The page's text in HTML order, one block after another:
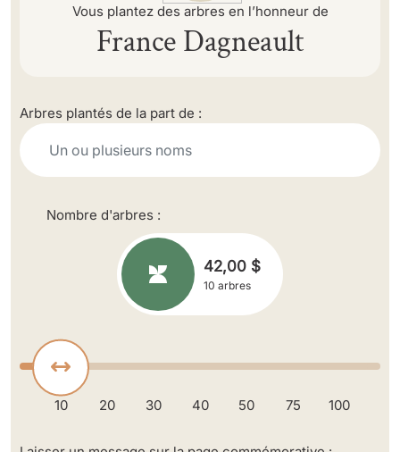
Vous plantez des arbres en l’honneur de
France Dagneault
Arbres plantés de la part de :
Nombre d'arbres :
42,00 $
10 arbres
10 20 30 40 50 75 100